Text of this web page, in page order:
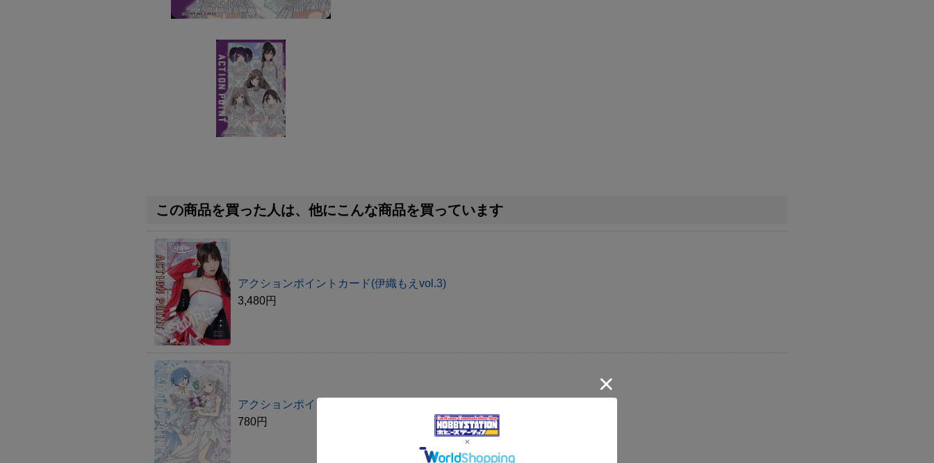
この商品を買った人は、他にこんな商品を買っています
アクションポイントカード(伊織もえvol.3)
3,480円
アクションポイントカード(エミリア＆レム)
780円